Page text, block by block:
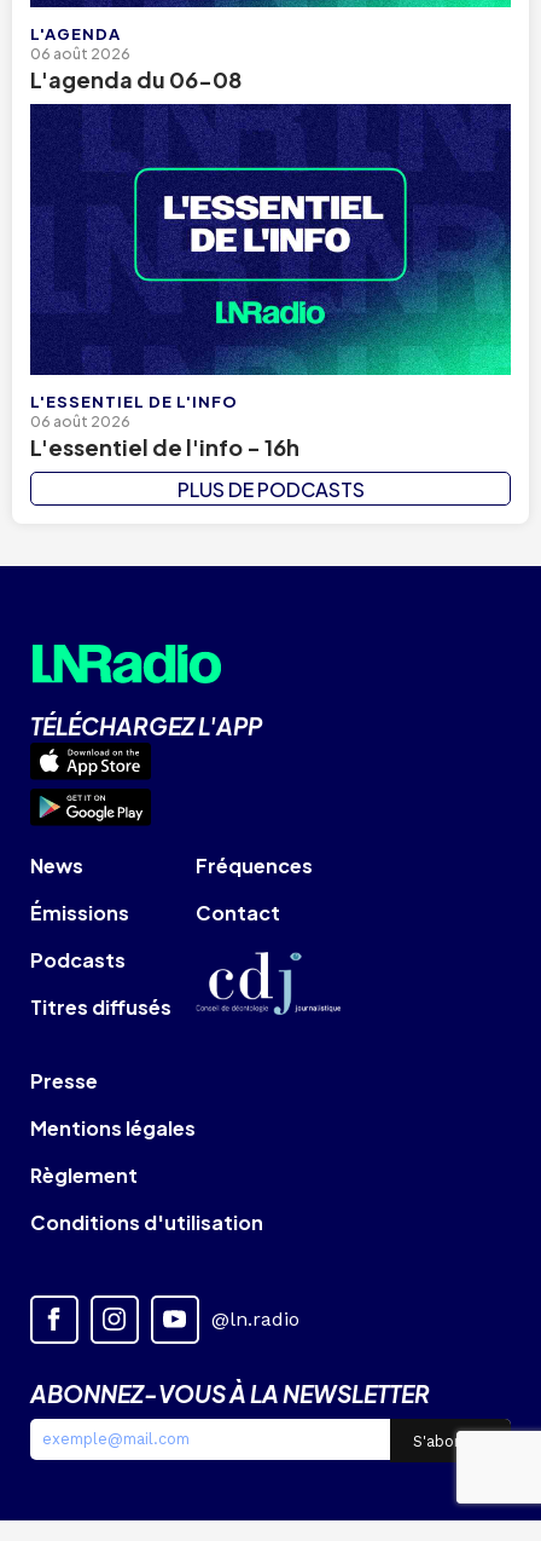
L'AGENDA
06 août 2026
L'agenda du 06-08
L'ESSENTIEL DE L'INFO
06 août 2026
L'essentiel de l'info - 16h
PLUS DE PODCASTS
TÉLÉCHARGEZ L'APP
News
Émissions
Podcasts
Titres diffusés
Fréquences
Contact
Presse
Mentions légales
Règlement
Conditions d'utilisation
@ln.radio
ABONNEZ-VOUS À LA NEWSLETTER